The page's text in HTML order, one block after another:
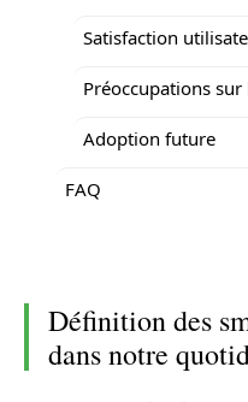
Satisfaction
Préoccupations
Adoption future
FAQ
Définition des
dans notre